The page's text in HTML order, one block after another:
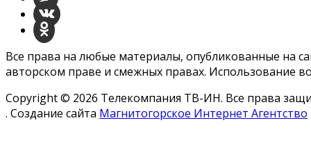
Все права на любые материалы, опубликованные на
авторском праве и смежных правах. Использование
Copyright © 2026 Телекомпания ТВ-ИН. Все права
. Создание сайта Магнитогорское Интернет Агентство